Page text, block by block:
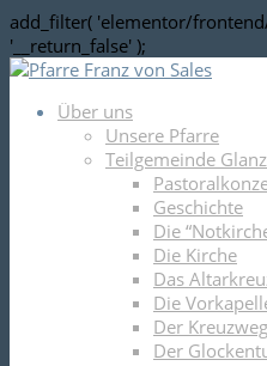
add_filter( 'elementor/
'__return_false' );
Über uns
Unsere Pfarre
Teilgemeinde
Geschichte
Die
Die Kirche
Das
Die
Der
Der